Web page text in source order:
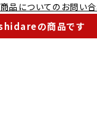
商品についてのお問い
shidareの商品です